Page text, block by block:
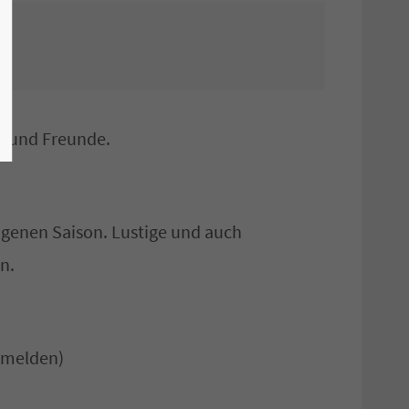
und Freunde.
Saison. Lustige und auch